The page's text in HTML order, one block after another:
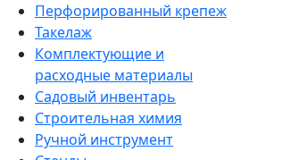
Перфорированный крепеж
Такелаж
Комплектующие и
расходные материалы
Садовый инвентарь
Строительная химия
Ручной инструмент